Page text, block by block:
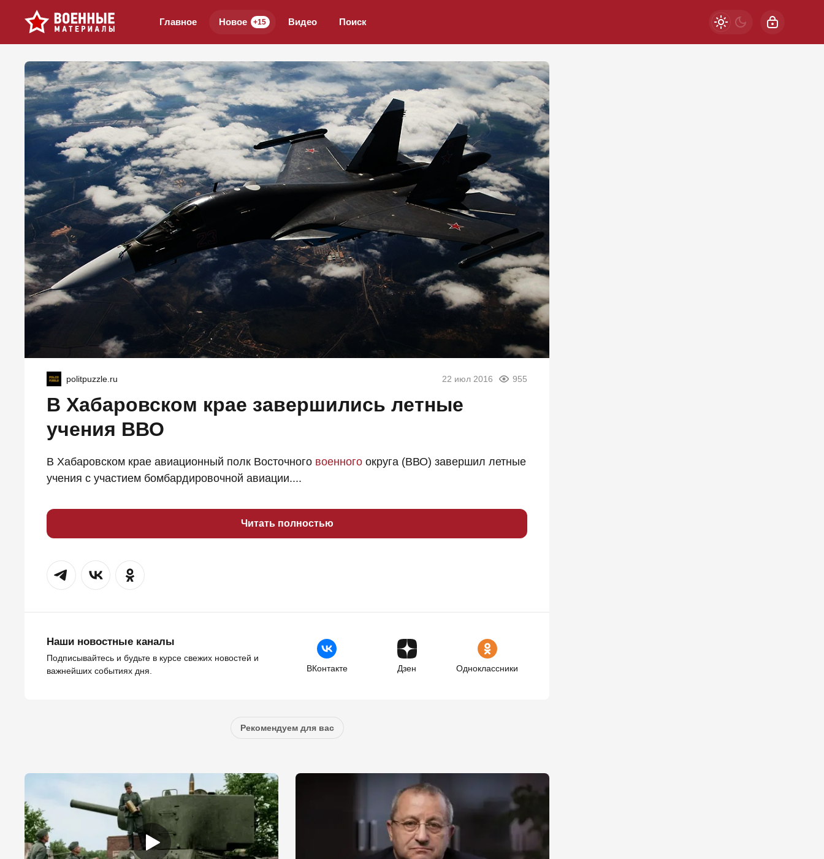
Главное Новое +15 Видео Поиск
politpuzzle.ru 22 июл 2016 955
В Хабаровском крае завершились летные
учения ВВО
В Хабаровском крае авиационный полк Восточного военного округа (ВВО) завершил летные
учения с участием бомбардировочной авиации....
Читать полностью
Наши новостные каналы
Подписывайтесь и будьте в курсе свежих новостей и
важнейших событиях дня.
ВКонтакте Дзен Одноклассники
Рекомендуем для вас